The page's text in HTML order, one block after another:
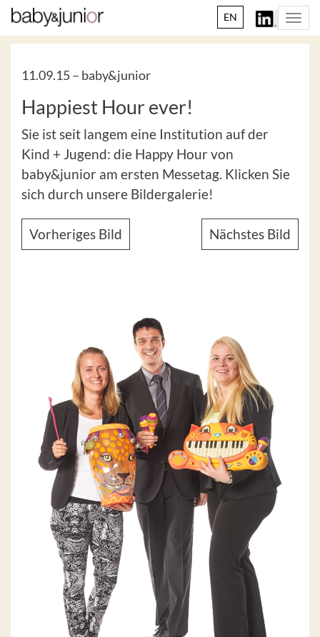
EN
11.09.15 – baby&junior
Happiest Hour ever!
Sie ist seit langem eine Institution auf der
Kind + Jugend: die Happy Hour von
baby&junior am ersten Messetag. Klicken Sie
sich durch unsere Bildergalerie!
Vorheriges Bild Nächstes Bild